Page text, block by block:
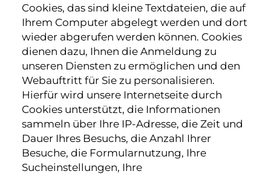
Cookies, das sind kleine Textdateien, die auf
Ihrem Computer abgelegt werden und dort
wieder abgerufen werden können. Cookies
dienen dazu, Ihnen die Anmeldung zu
unseren Diensten zu ermöglichen und den
Webauftritt für Sie zu personalisieren.
Hierfür wird unsere Internetseite durch
Cookies unterstützt, die Informationen
sammeln über Ihre IP-Adresse, die Zeit und
Dauer Ihres Besuchs, die Anzahl Ihrer
Besuche, die Formularnutzung, Ihre
Sucheinstellungen, Ihre